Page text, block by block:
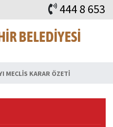
444 8 653
MECLİS KARAR ÖZETİ